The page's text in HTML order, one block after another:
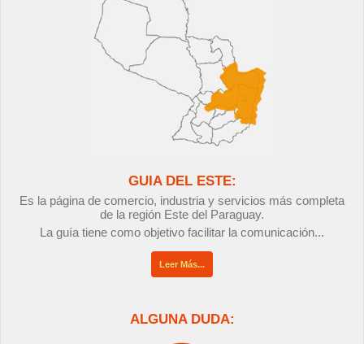
GUIA DEL ESTE:
Es la página de comercio, industria y servicios más completa
de la región Este del Paraguay.
La guía tiene como objetivo facilitar la comunicación...
Leer Más...
ALGUNA DUDA: